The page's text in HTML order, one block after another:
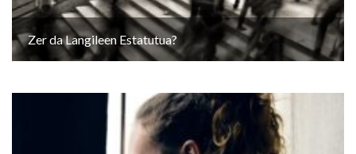
Zer da Langileen Estatutua?